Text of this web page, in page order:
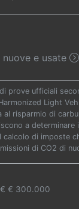
e usate
prove ufficiali
Light
risparmio di
a
di
di CO2 di
€ 300.000